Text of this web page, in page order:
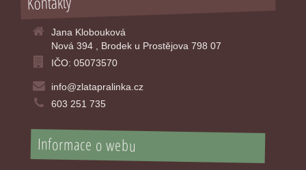
Jana Klobouková
Nová 394 , Brodek u Prostějova 798 07
IČO: 05073570
info@zlatapralinka.cz
603 251 735
Informace o webu